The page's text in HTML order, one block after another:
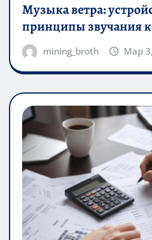
Музыка ветра:
принципы звучания
mining_broth Мар